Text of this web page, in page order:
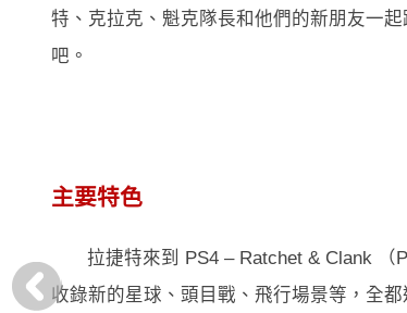
特、克拉克、魁克隊長和他們的新朋友一
吧。
主要特色
拉捷特來到 PS4 – Ratchet & Clank （
收錄新的星球、頭目戰、飛行場景等，全都